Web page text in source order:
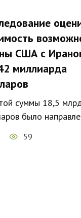
США с
миллиарда
суммы 18,5
было
59